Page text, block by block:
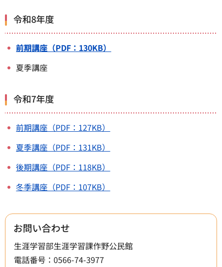
令和8年度
前期講座（PDF：130KB）
夏季講座
令和7年度
前期講座（PDF：127KB）
夏季講座（PDF：131KB）
後期講座（PDF：118KB）
冬季講座（PDF：107KB）
お問い合わせ
生涯学習部生涯学習課作野公民館
電話番号：0566-74-3977